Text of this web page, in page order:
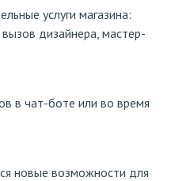
услуги магазина:
дизайнера, мастер-
в чат-боте или во время
новые возможности для